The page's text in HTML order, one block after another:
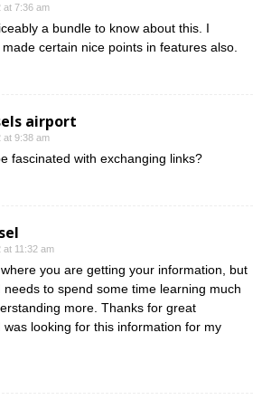
at 7:36 am
a bundle to know about this. I
certain nice points in features also.
airport
at 9:38 am
fascinated with exchanging links?
at 11:32 am
where you are getting your information, but
needs to spend some time learning much
more. Thanks for great
was looking for this information for my